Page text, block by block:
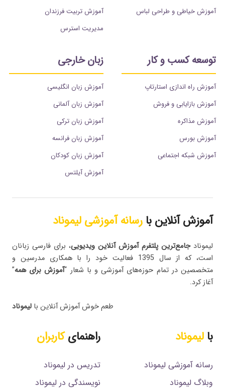
آموزش خیاطی و طراحی لباس
آموزش تربیت فرزندان
مدیریت استرس
توسعه کسب و کار
آموزش راه اندازی استارتاپ
آموزش بازایابی و فروش
آموزش مذاکره
آموزش بورس
آموزش شبکه اجتماعی
زبان خارجی
آموزش زبان انگلیسی
آموزش زبان آلمانی
آموزش زبان ترکی
آموزش زبان فرانسه
آموزش زبان کودکان
آموزش آیلتس
آموزش آنلاین بارسانه آموزشی لیموناد
لیمونادجامع‌ترین پلتفرم‌ آموزش آنلاین ویدیویی، برای فارسی زبانان
است، که از سال 1395 فعالیت خود را با همکاری مدرسین و
متخصصین در تمام حوزه‌های آموزشی و با شعار “آموزش برای همه”
آغاز کرد.
طعم خوش آموزش آنلاین با لیموناد
بالیموناد
رسانه آموزشی لیموناد
وبلاگ لیموناد
راهنمایکاربران
تدریس در لیموناد
نویسندگی در لیموناد